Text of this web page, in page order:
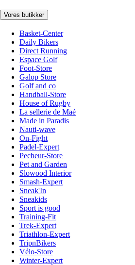
Vores butikker
Basket-Center
Daily Bikers
Direct Running
Espace Golf
Foot-Store
Galop Store
Golf and co
Handball-Store
House of Rugby
La sellerie de Maé
Made in Paradis
Nauti-wave
On-Fight
Padel-Expert
Pecheur-Store
Pet and Garden
Slowood Interior
Smash-Expert
Sneak'In
Sneakids
Sport is good
Training-Fit
Trek-Expert
Triathlon-Expert
TripnBikers
Vélo-Store
Winter-Expert